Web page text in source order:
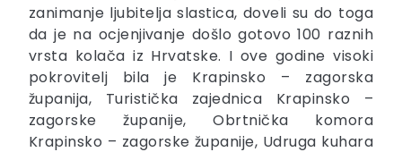
zanimanje ljubitelja slastica, doveli su do toga
da je na ocjenjivanje došlo gotovo 100 raznih
vrsta kolača iz Hrvatske. I ove godine visoki
pokrovitelj bila je Krapinsko – zagorska
županija, Turistička zajednica Krapinsko –
zagorske županije, Obrtnička komora
Krapinsko – zagorske županije, Udruga kuhara